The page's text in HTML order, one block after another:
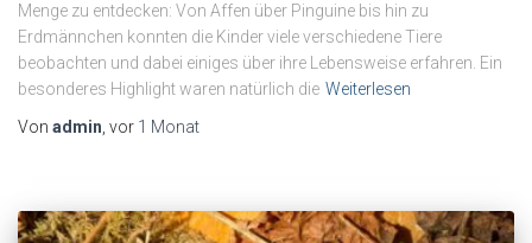
Menge zu entdecken: Von Affen über Pinguine bis hin zu
Erdmännchen konnten die Kinder viele verschiedene Tiere
beobachten und dabei einiges über ihre Lebensweise erfahren. Ein
besonderes Highlight waren natürlich die Weiterlesen
Von admin , vor 1 Monat